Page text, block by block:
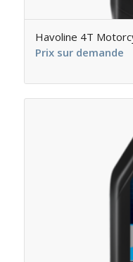
Havoline 4T
Prix sur demande